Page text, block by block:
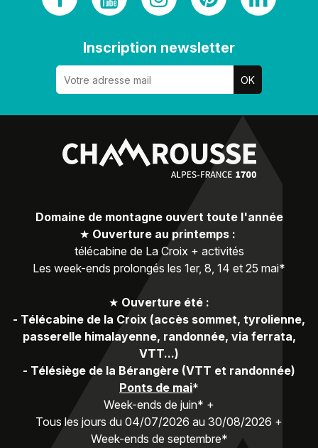
Inscription newsletter
Domaine de montagne ouvert toute l'année
★ Ouverture au printemps :
télécabine de La Croix + activités
Les week-ends prolongés les 1er, 8, 14 et 25 mai*
★ Ouverture été :
- Télécabine de la Croix (accès sommet, tyrolienne,
passerelle himalayenne, randonnée, via ferrata,
VTT...)
- Télésiège de la Bérangère (VTT et randonnée)
Ponts de mai*
Week-ends de juin* +
Tous les jours du 04/07/2026 au 30/08/2026 +
Week-ends de septembre*